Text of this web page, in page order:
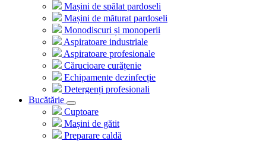
Mașini de spălat pardoseli
Mașini de măturat pardoseli
Monodiscuri și monoperii
Aspiratoare industriale
Aspiratoare profesionale
Cărucioare curățenie
Echipamente dezinfecție
Detergenți profesionali
Bucătărie
Cuptoare
Mașini de gătit
Preparare caldă